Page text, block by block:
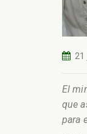
21
El
que
para